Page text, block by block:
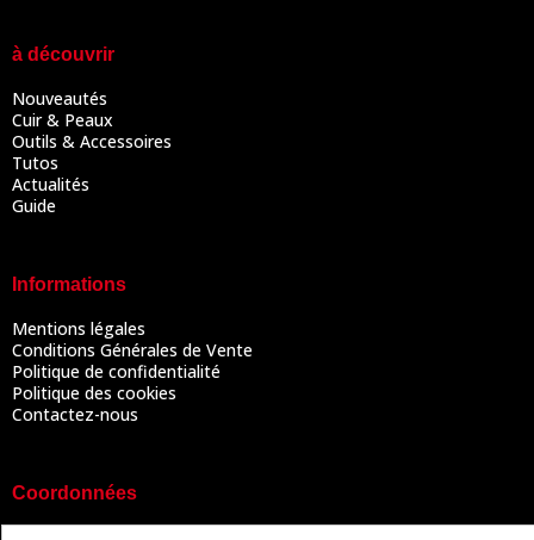
à découvrir
Nouveautés
Cuir & Peaux
Outils & Accessoires
Tutos
Actualités
Guide
Informations
Mentions légales
Conditions Générales de Vente
Politique de confidentialité
Politique des cookies
Contactez-nous
Coordonnées